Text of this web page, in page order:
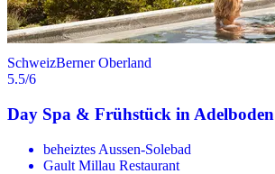
SchweizBerner Oberland
5.5/6
Day Spa & Frühstück in Adelboden
beheiztes Aussen-Solebad
Gault Millau Restaurant